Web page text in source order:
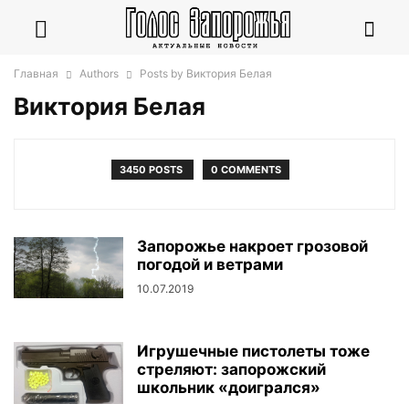
Главная Authors Posts by Виктория Белая
Виктория Белая
3450 POSTS 0 COMMENTS
Запорожье накроет грозовой
погодой и ветрами
10.07.2019
Игрушечные пистолеты тоже
стреляют: запорожский
школьник «доигрался»